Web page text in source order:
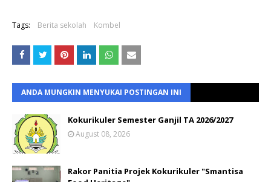
Tags: Berita sekolah Kombel
ANDA MUNGKIN MENYUKAI POSTINGAN INI
Kokurikuler Semester Ganjil TA 2026/2027
August 08, 2026
Rakor Panitia Projek Kokurikuler "Smantisa